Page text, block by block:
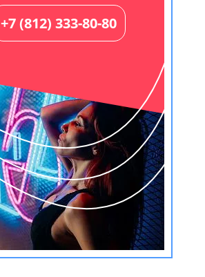
+7 (812) 333-80-80